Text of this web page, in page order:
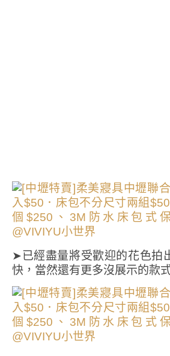
➤已經盡量將受歡迎的花色拍
快，當然還有更多沒展示的款